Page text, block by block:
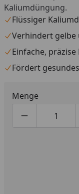
Kaliumdüngung.
Flüssiger
Verhindert
Einfache,
Fördert
Menge